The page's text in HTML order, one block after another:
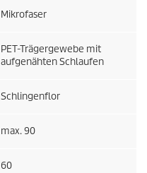
Mikrofaser
PET-Trägergewebe mit
aufgenähten Schlaufen
Schlingenflor
max. 90
60